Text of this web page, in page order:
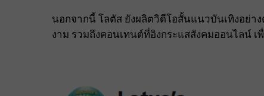
นอกจากนี้ โลตัส ยังผลิตวิดีโอสั้นแนวบันเทิงอย่า
งาม รวมถึงคอนเทนต์ที่อิงกระแสสังคมออนไลน์